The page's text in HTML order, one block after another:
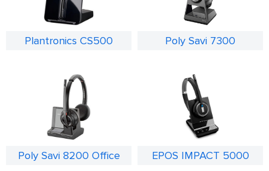
Plantronics CS500 Poly Savi 7300
Poly Savi 8200 Office EPOS IMPACT 5000